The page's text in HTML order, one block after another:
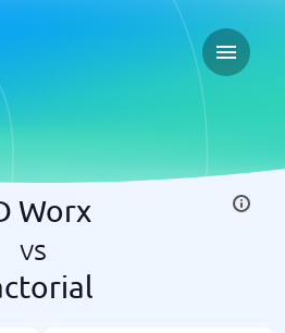
Open
Worx
vs